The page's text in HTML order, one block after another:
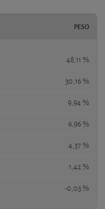
PESO
48,11 %
30,16 %
9,94 %
6,96 %
4,37 %
1,42 %
-0,03 %